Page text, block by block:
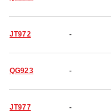
JT972 -
QG923 -
JT977 -